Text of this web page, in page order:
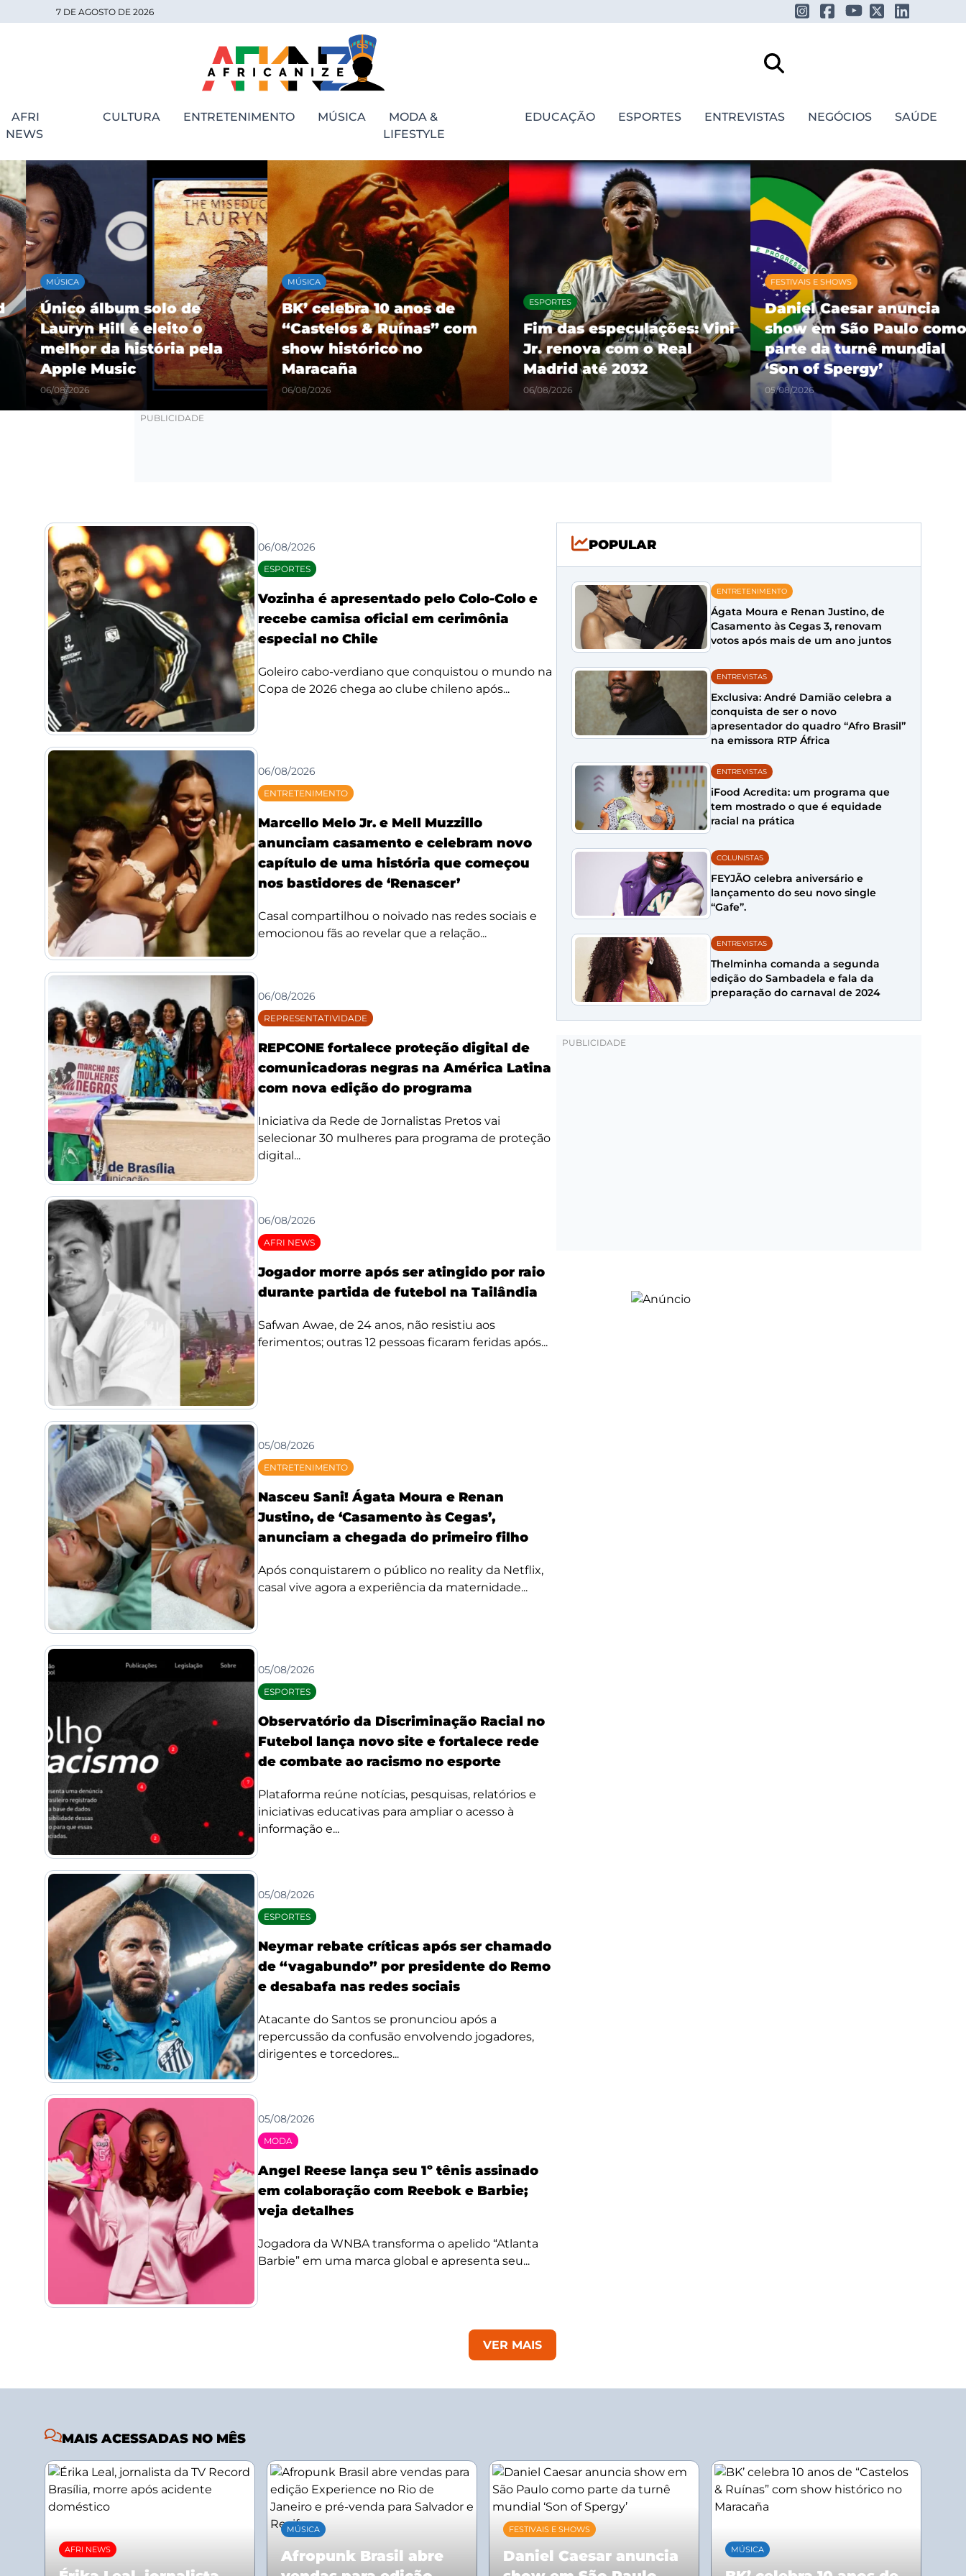
7 DE AGOSTO DE 2026
AFRI
NEWS
CULTURA ENTRETENIMENTO MÚSICA
MODA &
LIFESTYLE
EDUCAÇÃO ESPORTES ENTREVISTAS NEGÓCIOS SAÚDE
MÚSICA
Único álbum solo de
Lauryn Hill é eleito o
melhor da história pela
Apple Music
06/08/2026
MÚSICA
BK’ celebra 10 anos de
“Castelos & Ruínas” com
show histórico no
Maracaña
06/08/2026
ESPORTES
Fim das especulações: Vini
Jr. renova com o Real
Madrid até 2032
06/08/2026
FESTIVAIS E SHOWS
Daniel Caesar anuncia
show em São Paulo como
parte da turnê mundial
‘Son of Spergy’
05/08/2026
06/08/2026
ESPORTES
Vozinha é apresentado pelo Colo-Colo e
recebe camisa oficial em cerimônia
especial no Chile
Goleiro cabo-verdiano que conquistou o mundo na
Copa de 2026 chega ao clube chileno após...
06/08/2026
ENTRETENIMENTO
Marcello Melo Jr. e Mell Muzzillo
anunciam casamento e celebram novo
capítulo de uma história que começou
nos bastidores de ‘Renascer’
Casal compartilhou o noivado nas redes sociais e
emocionou fãs ao revelar que a relação...
06/08/2026
REPRESENTATIVIDADE
REPCONE fortalece proteção digital de
comunicadoras negras na América Latina
com nova edição do programa
Iniciativa da Rede de Jornalistas Pretos vai
selecionar 30 mulheres para programa de proteção
digital...
06/08/2026
AFRI NEWS
Jogador morre após ser atingido por raio
durante partida de futebol na Tailândia
Safwan Awae, de 24 anos, não resistiu aos
ferimentos; outras 12 pessoas ficaram feridas após...
05/08/2026
ENTRETENIMENTO
Nasceu Sani! Ágata Moura e Renan
Justino, de ‘Casamento às Cegas’,
anunciam a chegada do primeiro filho
Após conquistarem o público no reality da Netflix,
casal vive agora a experiência da maternidade...
05/08/2026
ESPORTES
Observatório da Discriminação Racial no
Futebol lança novo site e fortalece rede
de combate ao racismo no esporte
Plataforma reúne notícias, pesquisas, relatórios e
iniciativas educativas para ampliar o acesso à
informação e...
05/08/2026
ESPORTES
Neymar rebate críticas após ser chamado
de “vagabundo” por presidente do Remo
e desabafa nas redes sociais
Atacante do Santos se pronunciou após a
repercussão da confusão envolvendo jogadores,
dirigentes e torcedores...
05/08/2026
MODA
Angel Reese lança seu 1º tênis assinado
em colaboração com Reebok e Barbie;
veja detalhes
Jogadora da WNBA transforma o apelido “Atlanta
Barbie” em uma marca global e apresenta seu...
VER MAIS
POPULAR
ENTRETENIMENTO
Ágata Moura e Renan Justino, de
Casamento às Cegas 3, renovam
votos após mais de um ano juntos
ENTREVISTAS
Exclusiva: André Damião celebra a
conquista de ser o novo
apresentador do quadro “Afro Brasil”
na emissora RTP África
ENTREVISTAS
iFood Acredita: um programa que
tem mostrado o que é equidade
racial na prática
COLUNISTAS
FEYJÃO celebra aniversário e
lançamento do seu novo single
“Gafe”.
ENTREVISTAS
Thelminha comanda a segunda
edição do Sambadela e fala da
preparação do carnaval de 2024
MAIS ACESSADAS NO MÊS
AFRI NEWS
MÚSICA
Afropunk Brasil abre
FESTIVAIS E SHOWS
Daniel Caesar anuncia
MÚSICA